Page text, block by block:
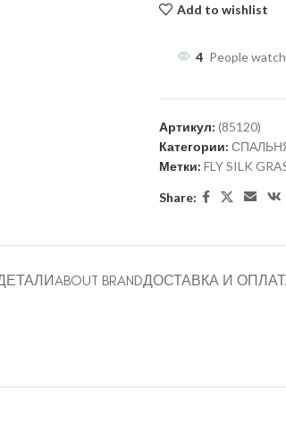
Add to wishlist
4 People
Артикул: (85120)
Категории:
Метки: FLY SILK
Share:
ABOUT BRANDДОСТАВКА И